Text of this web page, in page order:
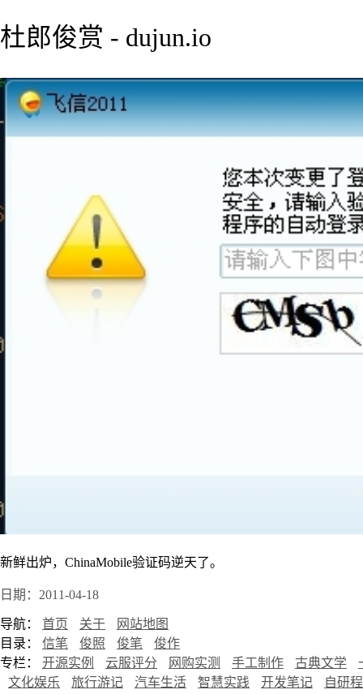
杜郎俊赏 - dujun.io
新鲜出炉，ChinaMobile验证码逆天了。
日期：2011-04-18
导航： 首页 关于
网站地图
目录： 信笔 俊照 俊笔
俊作
专栏： 开源实例 云服评分 网购实测 手工制作 古典文学
文化娱乐
旅行游记 汽车生活 智慧实践 开发笔记
自研